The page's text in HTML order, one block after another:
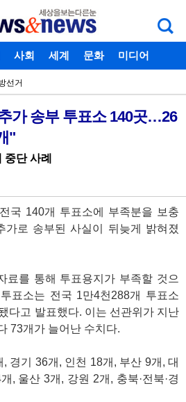
디찾기 비밀번호찾기
사회 세계 문화
미디어
선거
가 송부 투표소 140곳…26
"
단 사례
국 140개 투표소에 부족분을 보충
가로 송부된 사실이 뒤늦게 밝혀졌
료를 통해 투표용지가 부족할 것으
표소는 전국 1만4천288개 투표소
다고 발표했다. 이는 선관위가 지난
73개가 늘어난 수치다.
경기 36개, 인천 18개, 부산 9개, 대
, 울산 3개, 강원 2개, 충북·전북·경